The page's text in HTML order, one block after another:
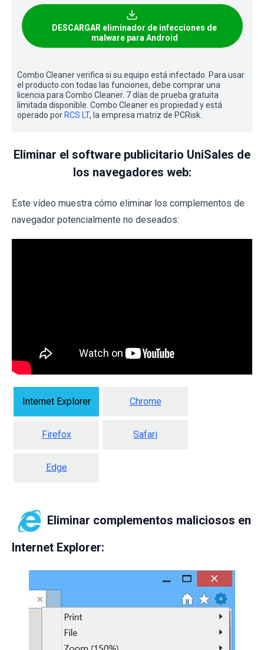
DESCARGAR eliminador de infecciones de
malware para Android
Combo Cleaner verifica si su equipo está infectado. Para usar
el producto con todas las funciones, debe comprar una
licencia para Combo Cleaner. 7 días de prueba gratuita
limitada disponible. Combo Cleaner es propiedad y está
operado por RCS LT, la empresa matriz de PCRisk.
Eliminar el software publicitario UniSales de
los navegadores web:
Este vídeo muestra cómo eliminar los complementos de
navegador potencialmente no deseados:
Internet Explorer Chrome
Firefox Safari
Edge
Eliminar complementos maliciosos en
Internet Explorer: